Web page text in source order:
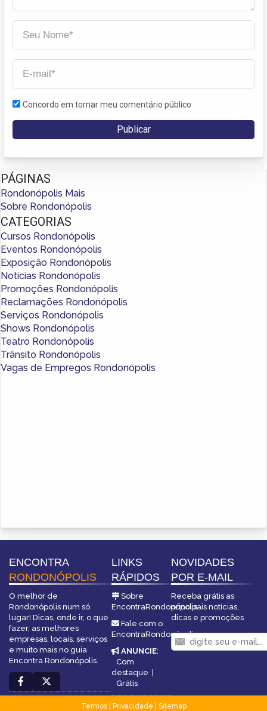
Concordo em tornar meu comentário público
PÁGINAS
Rondonópolis Mais
Sobre Rondonópolis
CATEGORIAS
Cursos Rondonópolis
Eventos Rondonópolis
Exposição Rondonópolis
Notícias Rondonópolis
Promoções Rondonópolis
Reclamações Rondonópolis
Serviços Rondonópolis
Shows Rondonópolis
Teatro Rondonópolis
Trânsito Rondonópolis
Vagas de Empregos Rondonópolis
ENCONTRA
RONDONÓPOLIS
O melhor de
Rondonópolis num só
lugar! Dicas, onde ir, o que
fazer, as melhores
empresas, locais, serviços
e muito mais no guia
Encontra Rondonópolis.
LINKS
RÁPIDOS
Sobre
EncontraRondonópolis
Fale com o
EncontraRondonópolis
ANUNCIE:
Com
destaque
Grátis
NOVIDADES
POR E-MAIL
Receba grátis as
principais notícias,
dicas e promoções
Termos| Privacidade
Sitemap